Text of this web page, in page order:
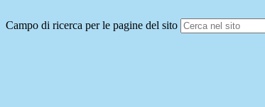
Campo di ricerca per le pagine del sito